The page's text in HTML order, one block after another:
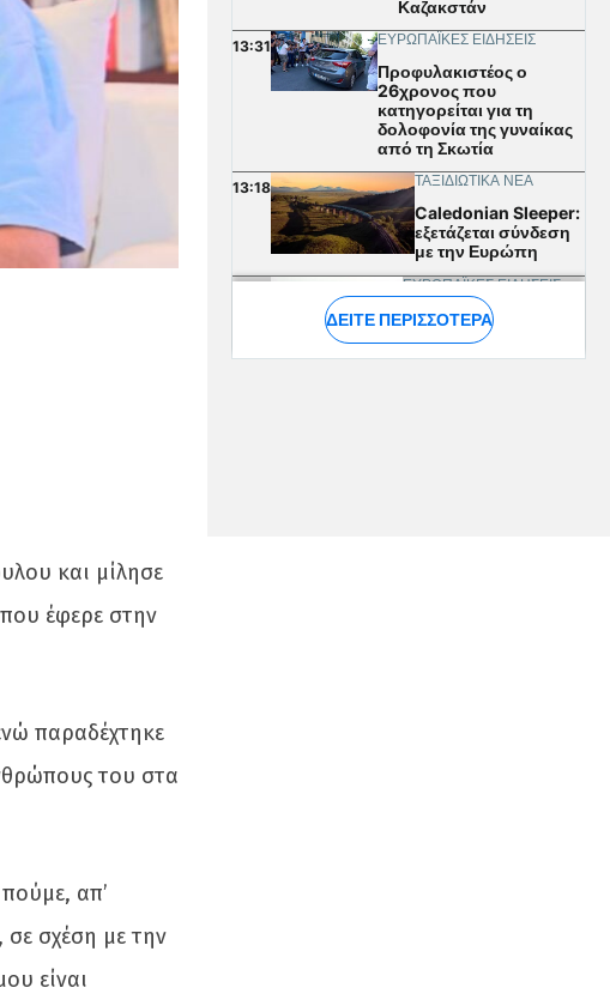
και μίλησε
έφερε στην
παραδέχτηκε
του στα
απ’
σχέση με την
είναι